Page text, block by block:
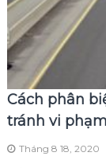
Cách phân
tránh vi
Tháng 8 18, 2020